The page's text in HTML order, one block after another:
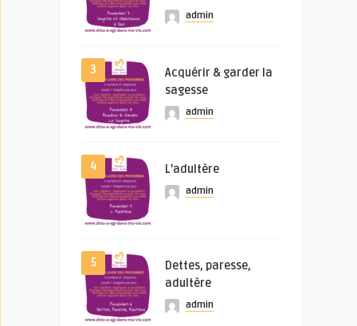
admin
3
Acquérir & garder la
sagesse
admin
4 L’adultère
admin
5
Dettes, paresse,
adultère
admin